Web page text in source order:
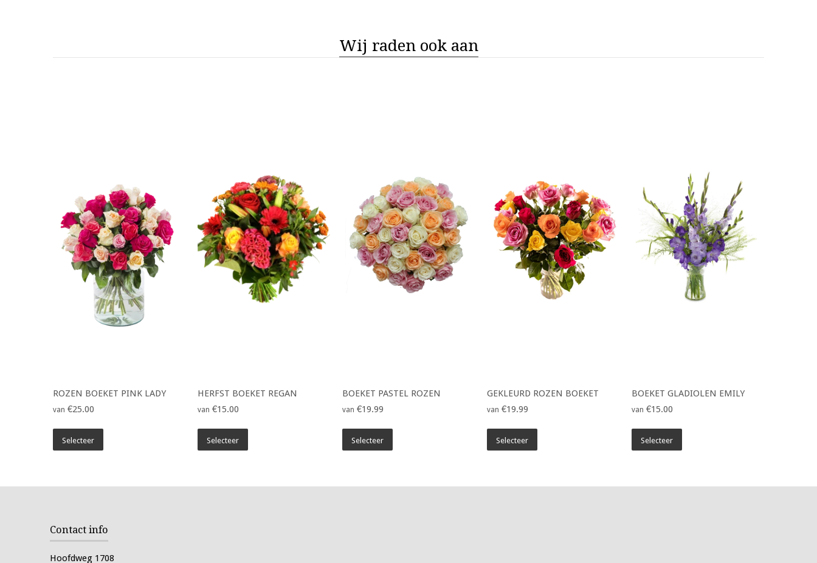
Wij raden ook aan
ROZEN BOEKET PINK LADY
van €25.00
Selecteer
HERFST BOEKET REGAN
van €15.00
Selecteer
BOEKET PASTEL ROZEN
van €19.99
Selecteer
GEKLEURD ROZEN BOEKET
van €19.99
Selecteer
BOEKET GLADIOLEN EMILY
van €15.00
Selecteer
Contact info
Hoofdweg 1708